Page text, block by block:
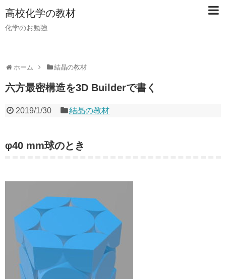
高校化学の教材
化学のお勉強
ホーム 結晶の教材
六方最密構造を3D Builderで書く
2019/1/30 結晶の教材
φ40 mm球のとき